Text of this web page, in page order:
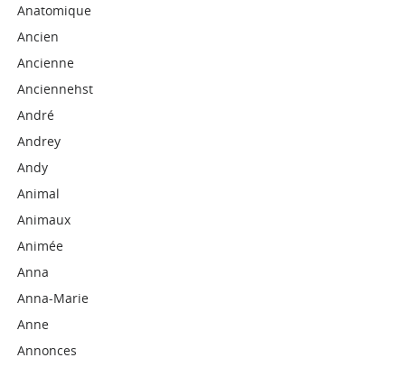
Anatomique
Ancien
Ancienne
Anciennehst
André
Andrey
Andy
Animal
Animaux
Animée
Anna
Anna-Marie
Anne
Annonces